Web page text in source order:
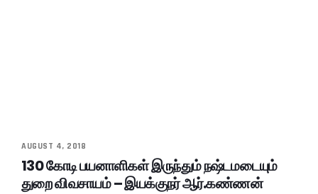
AUGUST 4, 2018
130 கோடி பயனாளிகள் இருந்தும் நஷ்டமடையும்
துறை விவசாயம் – இயக்குநர் ஆர்.கண்ணன்